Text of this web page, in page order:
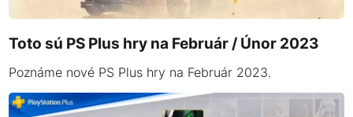
Toto sú PS Plus hry na Február / Únor 2023
Poznáme nové PS Plus hry na Február 2023.